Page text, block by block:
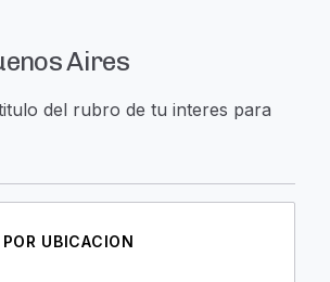
Aires
del rubro de tu interes para
UBICACION